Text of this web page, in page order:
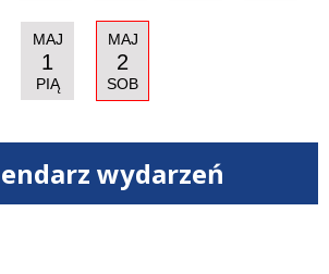
MAJ
1
PIĄ
MAJ
2
SOB
wydarzeń